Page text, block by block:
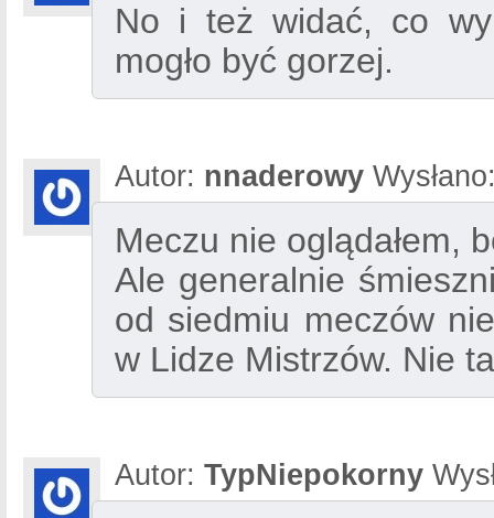
No i też widać, co
mogło być gorzej.
Autor: nnaderowy
Meczu nie oglądałem,
Ale generalnie
od siedmiu meczów
w Lidze Mistrzów. Nie
Autor: TypNiepokorny